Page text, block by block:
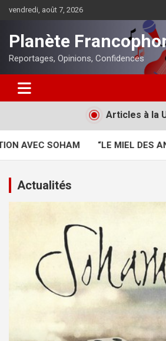
vendredi, août 7, 2026
Planète
Reportages, Opinions, Confidences
Articles à la
“LE MIEL DES ANGES” :
Actualités